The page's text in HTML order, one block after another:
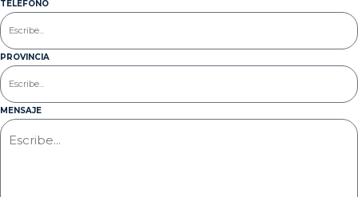
TELÉFONO
PROVINCIA
MENSAJE